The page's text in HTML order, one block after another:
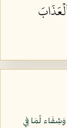
لِّمَا فِي